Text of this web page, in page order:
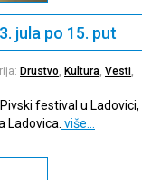
jula po 15. put
Drustvo, Kultura, Vesti,
festival u Ladovici,
Ladovica. više…